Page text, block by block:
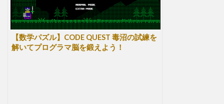
【数学パズル】CODE QUEST 毒沼の試練を
解いてプログラマ脳を鍛えよう！